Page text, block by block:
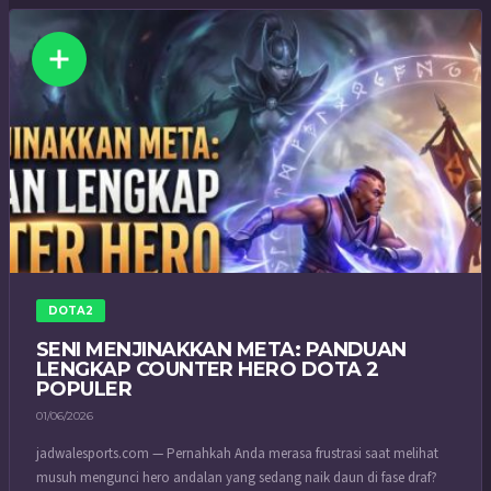
DOTA2
SENI MENJINAKKAN META: PANDUAN
LENGKAP COUNTER HERO DOTA 2
POPULER
01/06/2026
jadwalesports.com — Pernahkah Anda merasa frustrasi saat melihat
musuh mengunci hero andalan yang sedang naik daun di fase draf?